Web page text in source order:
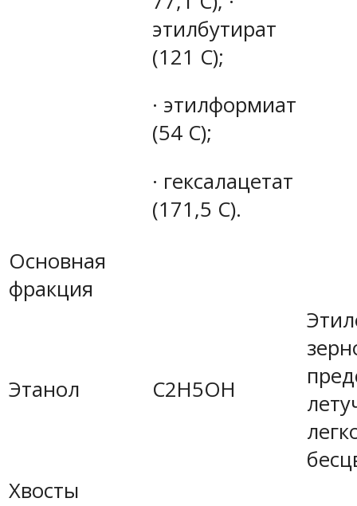
этилбутират
(121 С);
· этилформиат
(54 С);
· гексалацетат
(171,5 С).
Основная
фракция
Этанол C2H5OH
Хвосты